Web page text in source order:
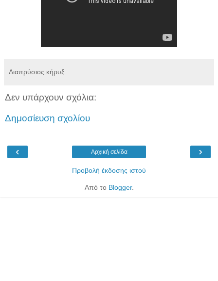
Διαπρύσιος κήρυξ
Δεν υπάρχουν σχόλια:
Δημοσίευση σχολίου
‹ ›
Αρχική σελίδα
Προβολή έκδοσης ιστού
Από το Blogger.